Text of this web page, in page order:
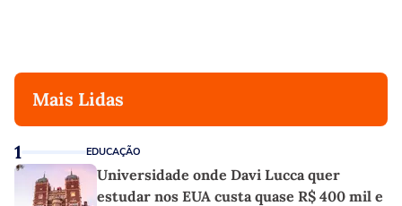
Mais Lidas
1 EDUCAÇÃO
Universidade onde Davi Lucca quer
estudar nos EUA custa quase R$ 400 mil e